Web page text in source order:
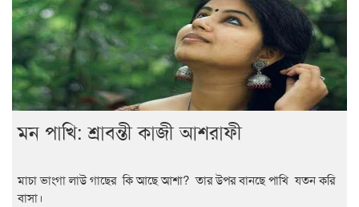
মন পাখি: শ্রাবন্তী কাজী আশরাফী
মাচা ভাংগা লাউ গাছের কি আছে আশা? তার উপর বানছে পাখি যতন করি
বাসা।